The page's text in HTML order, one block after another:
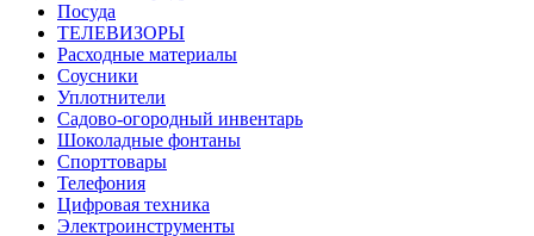
Посуда
ТЕЛЕВИЗОРЫ
Расходные материалы
Соусники
Уплотнители
Садово-огородный инвентарь
Шоколадные фонтаны
Спорттовары
Телефония
Цифровая техника
Электроинструменты